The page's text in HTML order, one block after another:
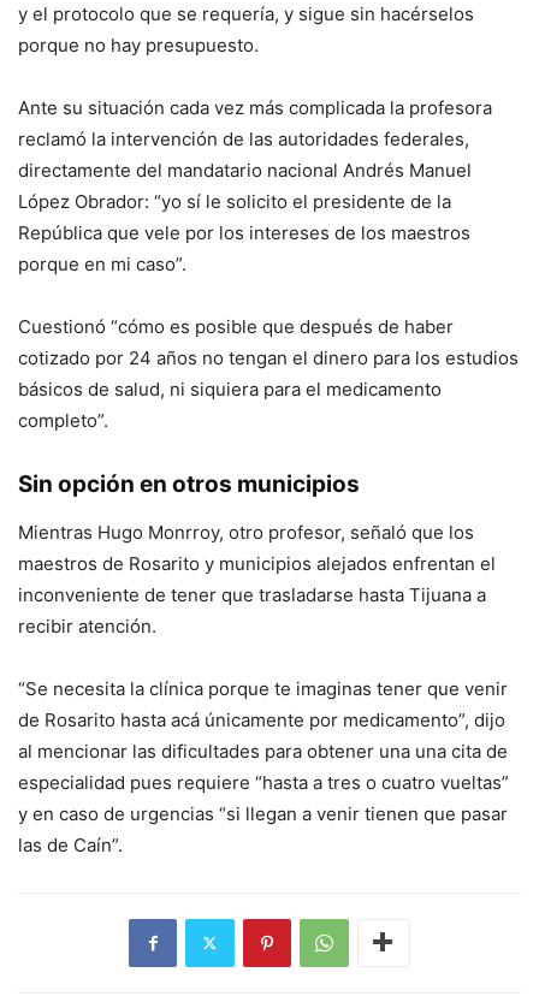
y el protocolo que se requería, y sigue sin hacérselos
porque no hay presupuesto.
Ante su situación cada vez más complicada la profesora
reclamó la intervención de las autoridades federales,
directamente del mandatario nacional Andrés Manuel
López Obrador: “yo sí le solicito el presidente de la
República que vele por los intereses de los maestros
porque en mi caso”.
Cuestionó “cómo es posible que después de haber
cotizado por 24 años no tengan el dinero para los estudios
básicos de salud, ni siquiera para el medicamento
completo”.
Sin opción en otros municipios
Mientras Hugo Monrroy, otro profesor, señaló que los
maestros de Rosarito y municipios alejados enfrentan el
inconveniente de tener que trasladarse hasta Tijuana a
recibir atención.
“Se necesita la clínica porque te imaginas tener que venir
de Rosarito hasta acá únicamente por medicamento”, dijo
al mencionar las dificultades para obtener una una cita de
especialidad pues requiere “hasta a tres o cuatro vueltas”
y en caso de urgencias “si llegan a venir tienen que pasar
las de Caín”.